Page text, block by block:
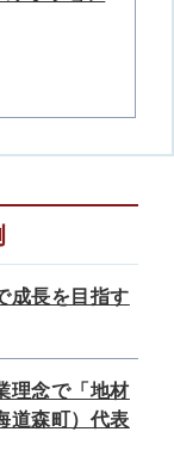
成長を目指す
理念で「地材
道森町）代表